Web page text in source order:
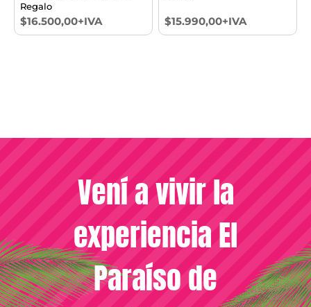
Regalo
$16.500,00+IVA $15.990,00+IVA
Vení a vivir la
experiencia El
Paraíso de